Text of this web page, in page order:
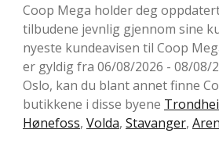
Coop Mega holder deg
tilbudene jevnlig gjennom sine
nyeste kundeavisen til Coop
er gyldig fra 06/08/2026 - 08/08/
Oslo, kan du blant annet finne
butikkene i disse byene
Hønefoss, Volda, Stavanger,